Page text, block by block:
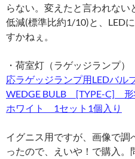
らない。変えたと言われない
低減(標準比約1/10)と、LED
すかねぇ。
・荷室灯（ラゲッジランプ）
応ラゲッジランプ用LEDバル
WEDGE BULB [TYPE-C] 形
ホワイト 1セット1個入り
イグニス用ですが、画像で
ったので、えいや！で購入。